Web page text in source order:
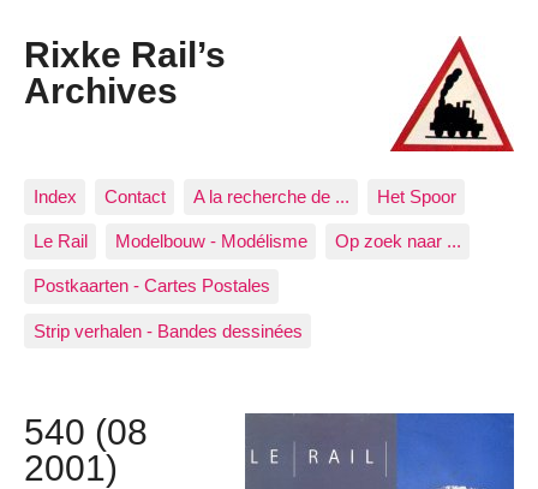
Rixke Rail’s
Archives
Index Contact A la recherche de ... Het Spoor
Le Rail Modelbouw - Modélisme Op zoek naar ...
Postkaarten - Cartes Postales
Strip verhalen - Bandes dessinées
540 (08
2001)